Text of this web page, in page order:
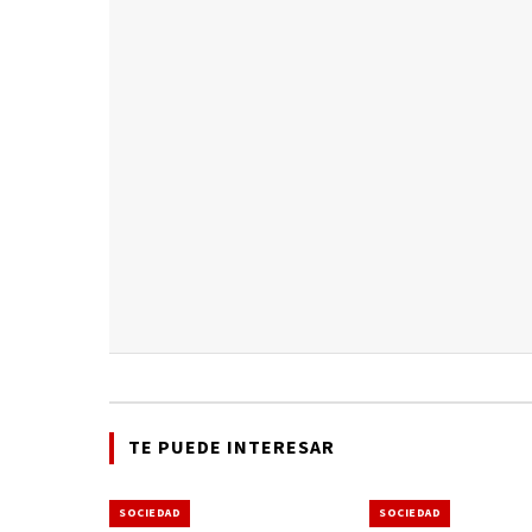
TE PUEDE INTERESAR
SOCIEDAD SOCIEDAD